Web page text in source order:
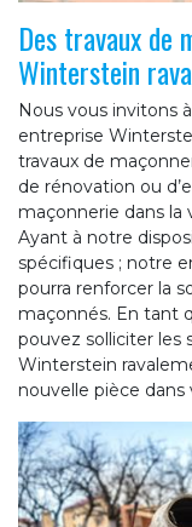
Des travaux de
Winterstein
Nous vous invitons
entreprise
travaux de
de rénovation ou
maçonnerie dans la
Ayant à notre
spécifiques ; notre
pourra renforcer la
maçonnés. En tant
pouvez solliciter les
Winterstein
nouvelle pièce dans